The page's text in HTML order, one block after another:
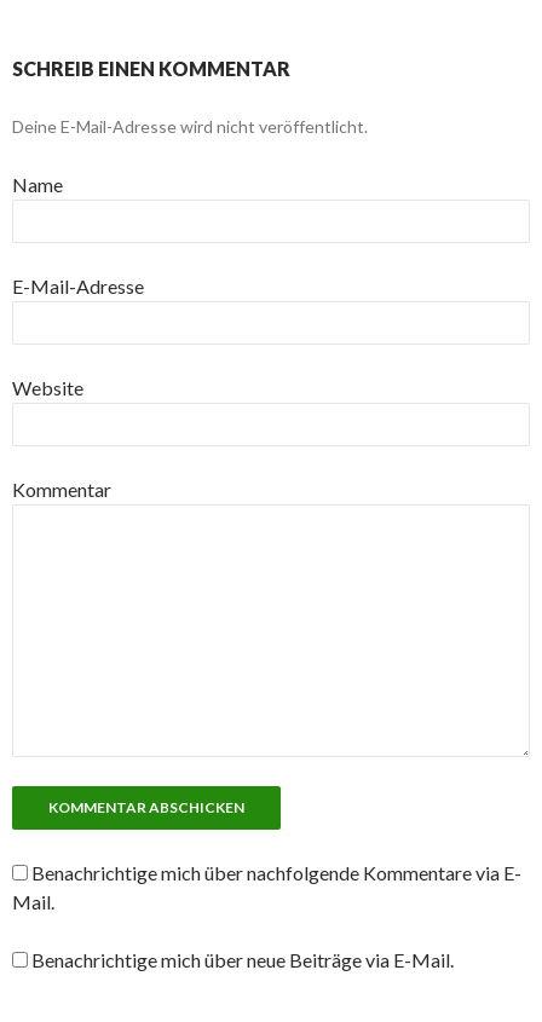
SCHREIB EINEN KOMMENTAR
Deine E-Mail-Adresse wird nicht veröffentlicht.
Name
E-Mail-Adresse
Website
Kommentar
Benachrichtige mich über nachfolgende Kommentare via E-
Mail.
Benachrichtige mich über neue Beiträge via E-Mail.